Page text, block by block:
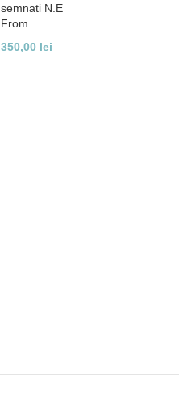
semnati N.E
From
350,00 lei